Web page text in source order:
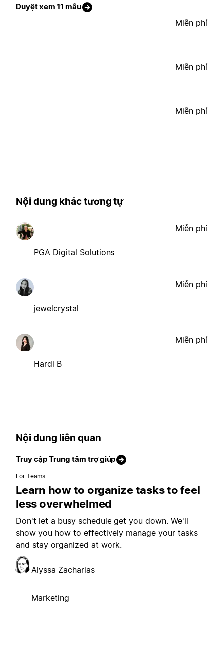
Duyệt xem 11 mẫu
Miễn phí
Miễn phí
Miễn phí
Nội dung khác tương tự
PGA Digital Solutions
Miễn phí
jewelcrystal
Miễn phí
Hardi B
Miễn phí
Nội dung liên quan
Truy cập Trung tâm trợ giúp
For Teams
Learn how to organize tasks to feel
less overwhelmed
Don't let a busy schedule get you down. We'll
show you how to effectively manage your tasks
and stay organized at work.
Alyssa Zacharias
Marketing